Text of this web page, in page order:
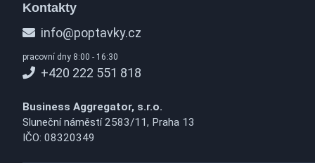
Kontakty
info@poptavky.cz
pracovní dny 8:00 - 16:30
+420 222 551 818
Business Aggregator, s.r.o.
Sluneční náměstí 2583/11, Praha 13
IČO: 08320349